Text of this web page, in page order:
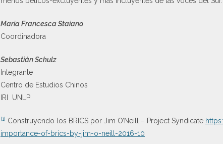
Maria Francesca Staiano
Coordinadora
Sebastián Schulz
Integrante
Centro de Estudios Chinos
IRI UNLP
[1] Construyendo los BRICS por Jim O’Neill – Project Syndicate
importance-of-brics-by-jim-o-neill-2016-10